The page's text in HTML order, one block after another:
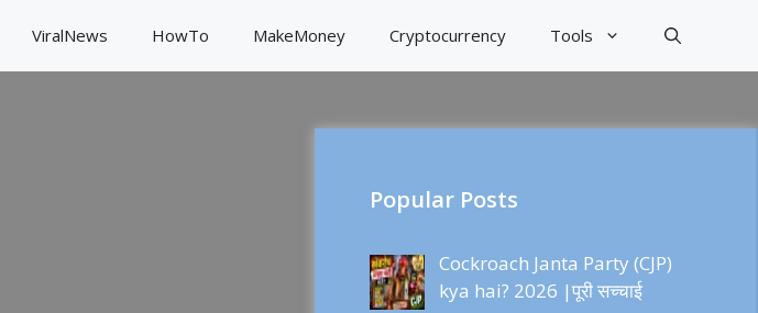
ViralNews HowTo MakeMoney Cryptocurrency Tools
Popular Posts
Cockroach Janta Party (CJP)
kya hai? 2026 |पूरी सच्चाई